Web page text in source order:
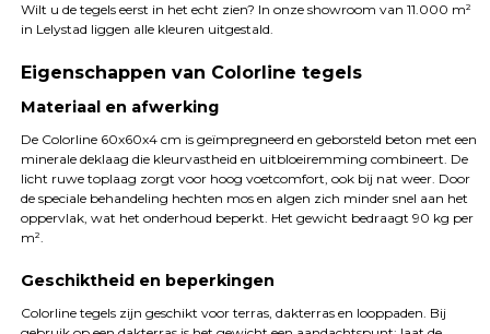
Wilt u de tegels eerst in het echt zien? In onze showroom van 11.000 m²
in Lelystad liggen alle kleuren uitgestald.
Eigenschappen van Colorline tegels
Materiaal en afwerking
De Colorline 60x60x4 cm is geïmpregneerd en geborsteld beton met een
minerale deklaag die kleurvastheid en uitbloeiremming combineert. De
licht ruwe toplaag zorgt voor hoog voetcomfort, ook bij nat weer. Door
de speciale behandeling hechten mos en algen zich minder snel aan het
oppervlak, wat het onderhoud beperkt. Het gewicht bedraagt 90 kg per
m².
Geschiktheid en beperkingen
Colorline tegels zijn geschikt voor terras, dakterras en looppaden. Bij